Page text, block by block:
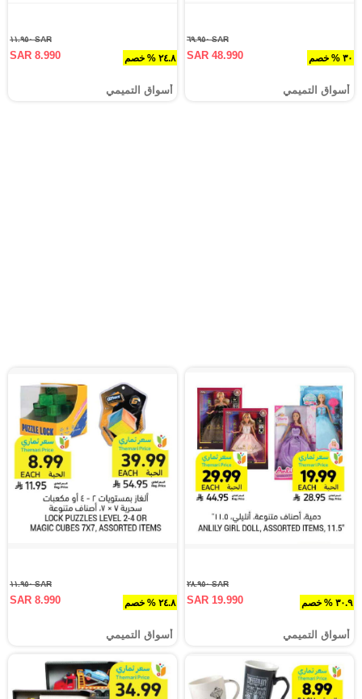
٣٠ % خصم
SAR ٦٩.٩٥٠
SAR 48.990
أسواق التميمي
٢٤.٨ % خصم
SAR ١١.٩٥٠
SAR 8.990
أسواق التميمي
٣٠.٩ % خصم
SAR ٢٨.٩٥٠
SAR 19.990
أسواق التميمي
٢٤.٨ % خصم
SAR ١١.٩٥٠
SAR 8.990
أسواق التميمي